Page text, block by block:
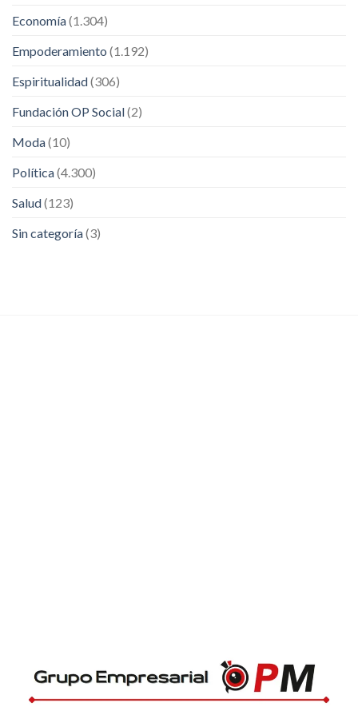
Economía(1.304)
Empoderamiento (1.192)
Espiritualidad(306)
Fundación OP Social(2)
Moda(10)
Política(4.300)
Salud(123)
Sin categoría(3)